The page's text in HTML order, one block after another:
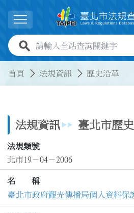
展開選單
全站查詢關鍵字欄位
首頁 法規資訊 歷史沿革
法規資訊 臺北市歷
法規類號
北市19－04－2006
名 稱
臺北市政府觀光傳播局個人資料保